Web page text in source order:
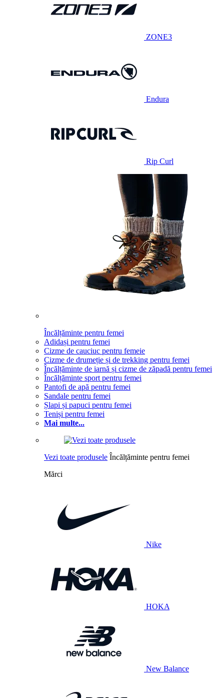
ZONE3
Endura
Rip Curl
Încălțăminte pentru femei
Adidași pentru femei
Cizme de cauciuc pentru femeie
Cizme de drumeție și de trekking pentru femei
Încălțăminte de iarnă și cizme de zăpadă pentru femei
Încălțăminte sport pentru femei
Pantofi de apă pentru femei
Sandale pentru femei
Șlapi și papuci pentru femei
Teniși pentru femei
Mai multe...
Vezi toate produsele Încălțăminte pentru femei
Mărci
Nike
HOKA
New Balance